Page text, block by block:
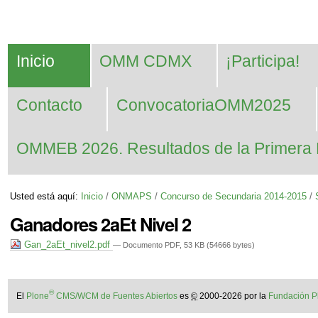
contenido.
Saltar
navegación
Inicio OMM CDMX ¡Participa!
Contacto ConvocatoriaOMM2025
OMMEB 2026. Resultados de la Primera
Usted está aquí: Inicio /ONMAPS /Concurso de Secundaria 2014-2015 /
Ganadores 2aEt Nivel 2
Gan_2aEt_nivel2.pdf— Documento PDF, 53 KB (54666 bytes)
El Plone®CMS/WCM de Fuentes Abiertos es© 2000-2026 por la Fundación